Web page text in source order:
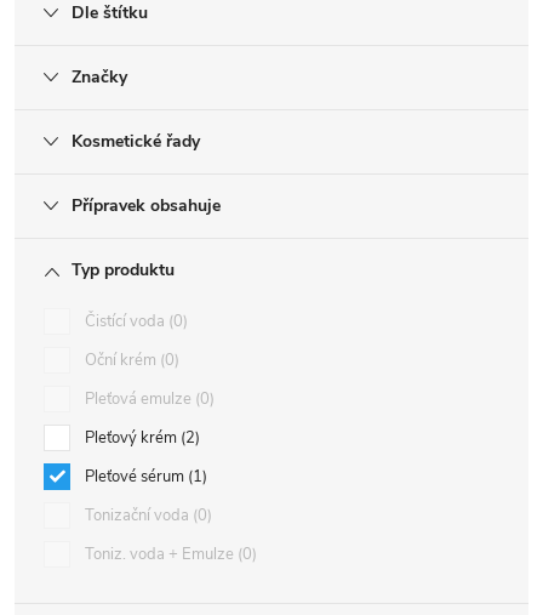
Dle štítku
Značky
Kosmetické řady
Přípravek obsahuje
Typ produktu
Čistící voda 0
Oční krém 0
Pleťová emulze 0
Pleťový krém 2
Pleťové sérum 1
Tonizační voda 0
Toniz. voda + Emulze 0